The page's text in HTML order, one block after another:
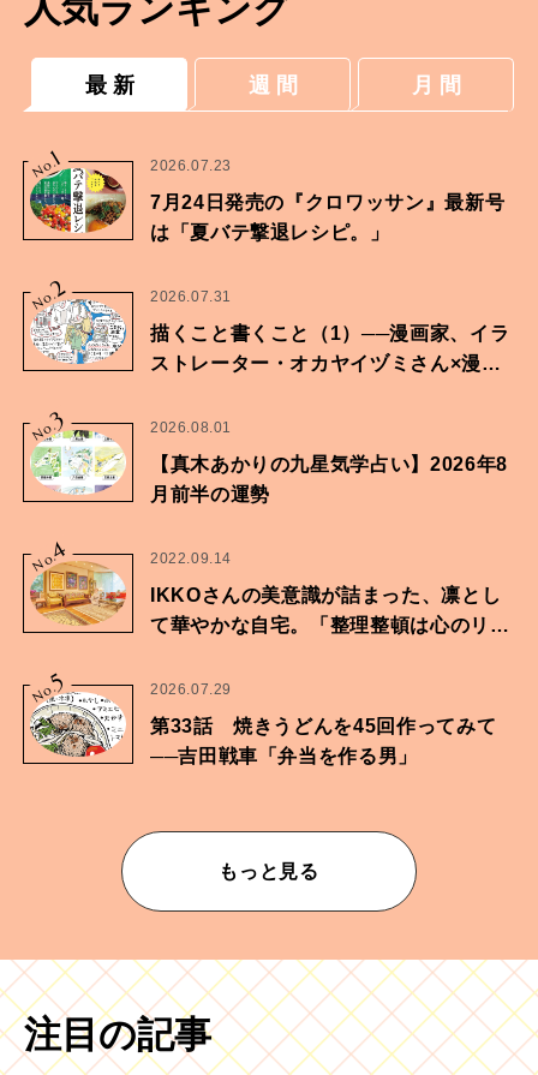
人気ランキング
最 新 週 間 月 間
No.
1 2026.07.23
7月24日発売の『クロワッサン』最新号
は「夏バテ撃退レシピ。」
No.2 2026.07.31
描くこと書くこと（1）──漫画家、イラ
ストレーター・オカヤイヅミさん×漫画
No.
3 2026.08.01
【真木あかりの九星気学占い】2026年8
月前半の運勢
No.
4 2022.09.14
IKKOさんの美意識が詰まった、凛とし
て華やかな自宅。「整理整頓は心のリズ
No.
5 2026.07.29
第33話 焼きうどんを45回作ってみて
──吉田戦車「弁当を作る男」
もっと見る
注目の記事